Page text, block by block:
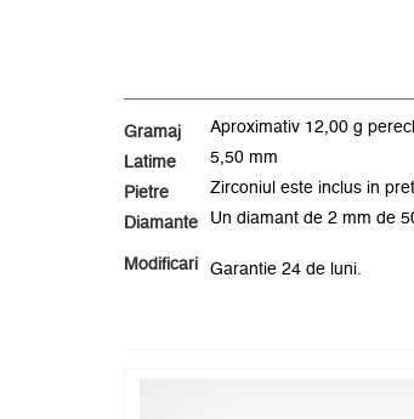
Gramaj Aproximativ 12,00 g
Latime 5,50 mm
Pietre Zirconiul este inclus in pret
Diamante Un diamant de 2 mm de
Modificari Garantie 24 de luni.